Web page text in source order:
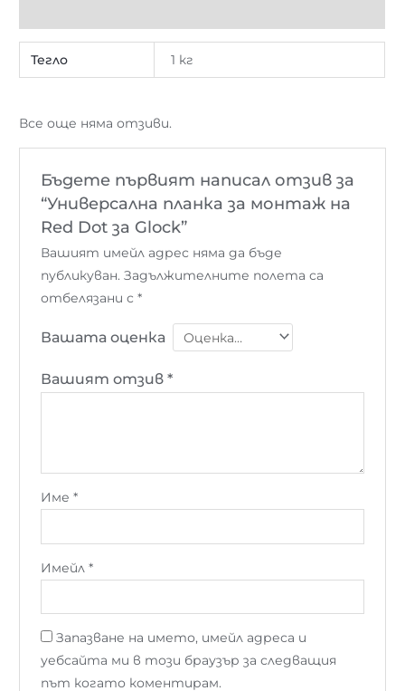
Тегло 1 кг
Все още няма отзиви.
Бъдете първият написал отзив за
“Универсална планка за монтаж на
Red Dot за Glock”
Вашият имейл адрес няма да бъде
публикуван. Задължителните полета са
отбелязани с *
Вашата оценка
Вашият отзив *
Име *
Имейл *
Запазване на името, имейл адреса и
уебсайта ми в този браузър за следващия
път когато коментирам.